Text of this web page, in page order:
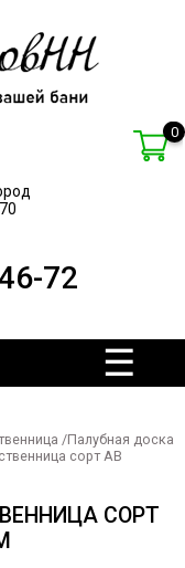
72
0
/Палубная доска
сорт АВ
СОРТ